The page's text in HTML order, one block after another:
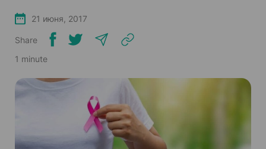
21 июня, 2017
Share
1 minute